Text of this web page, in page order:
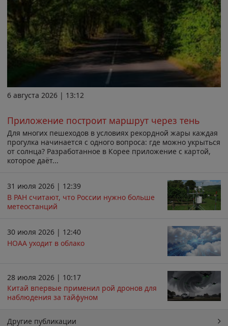
6 августа 2026 | 13:12
Приложение построит маршрут через тень
Для многих пешеходов в условиях рекордной жары каждая
прогулка начинается с одного вопроса: где можно укрыться
от солнца? Разработанное в Корее приложение с картой,
которое даёт...
31 июля 2026 | 12:39
В РАН считают, что России нужно больше
метеостанций
30 июля 2026 | 12:40
НОАА уходит в облако
28 июля 2026 | 10:17
Китай впервые применил рой дронов для
наблюдения за тайфуном
Другие публикации